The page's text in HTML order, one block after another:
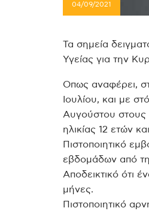
04/09/2021
Τα σημεία
Υγείας για την
Οπως αναφέρει,
Ιουλίου, και με
Αυγούστου στους
ηλικίας 12 ετών
Πιστοποιητικό
εβδομάδων από
Αποδεικτικό ότι
μήνες.
Πιστοποιητικό